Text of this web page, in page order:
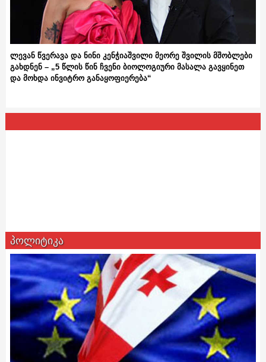
ლევან წვერავა და ნინი კენჭიაშვილი მეორე შვილის მშობლები
გახდნენ – „5 წლის წინ ჩვენი ბიოლოგიური მასალა გავყინეთ
და მოხდა ინვიტრო განაყოფიერება“
პოლიტიკა